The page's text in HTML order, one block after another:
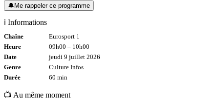
🔔Me rappeler ce programme
ℹ️ Informations
Chaîne
Eurosport 1
Heure
09h00 – 10h00
Date
jeudi 9 juillet 2026
Genre
Culture Infos
Durée
60 min
📺 Au même moment